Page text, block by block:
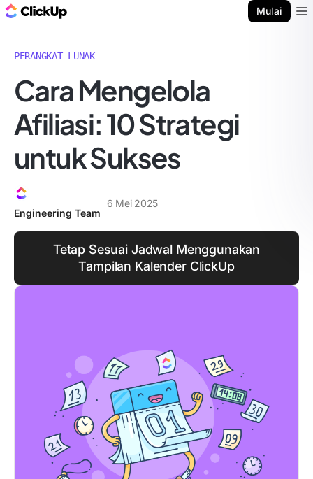
Mulai
PERANGKAT LUNAK
Cara Mengelola
Afiliasi: 10 Strategi
untuk Sukses
Engineering Team
6 Mei 2025
Tetap Sesuai Jadwal Menggunakan
Tampilan Kalender ClickUp